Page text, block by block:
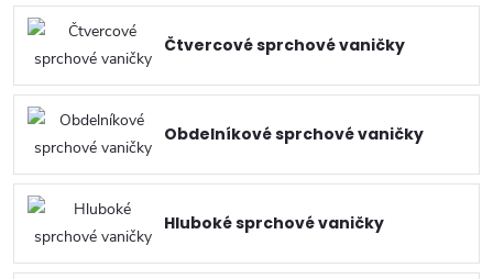
Čtvercové sprchové vaničky
Obdelníkové sprchové vaničky
Hluboké sprchové vaničky